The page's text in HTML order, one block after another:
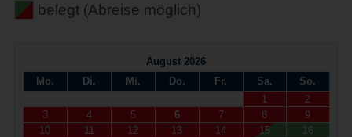
belegt (Abreise möglich)
August 2026
Mo.
Di. Mi. Do. Fr. Sa.
So.
1
2
3
4 5 6 7 8
9
10
11 12 13 14 15
16